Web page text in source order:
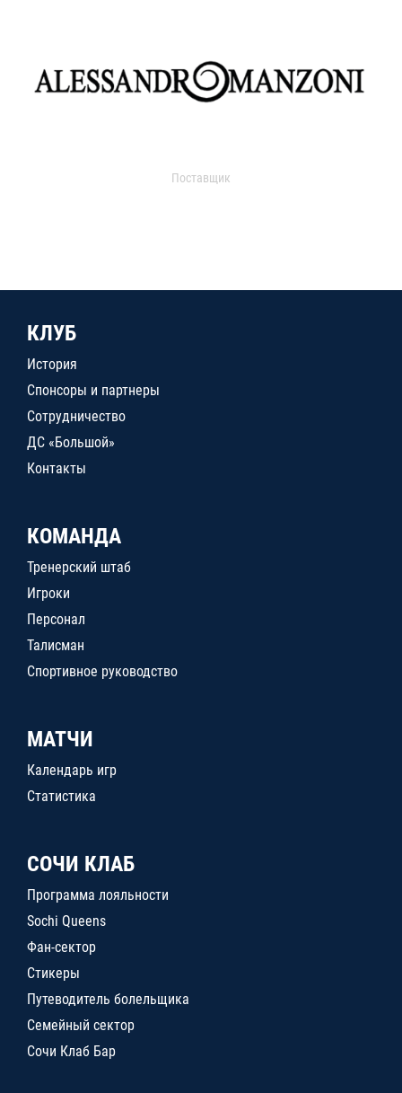
Поставщик
КЛУБ
История
Спонсоры и партнеры
Сотрудничество
ДС «Большой»
Контакты
КОМАНДА
Тренерский штаб
Игроки
Персонал
Талисман
Спортивное руководство
МАТЧИ
Календарь игр
Статистика
СОЧИ КЛАБ
Программа лояльности
Sochi Queens
Фан-сектор
Стикеры
Путеводитель болельщика
Семейный сектор
Сочи Клаб Бар